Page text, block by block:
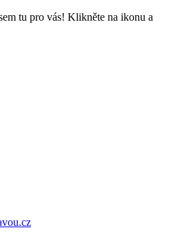
tu pro vás! Klikněte na ikonu a